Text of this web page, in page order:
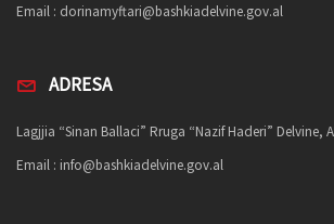
Email : dorinamyftari@bashkiadelvine.gov.al
ADRESA
Lagjjia “Sinan Ballaci” Rruga “Nazif Haderi” Delvine,
Email : info@bashkiadelvine.gov.al